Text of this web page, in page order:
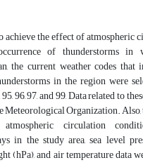
the effect of atmospheric
of thunderstorms in
the current weather codes that
in the region were
96, 97, and 99, Data related to
Meteorological Organization.
circulation
in the study area, sea level
(hPa), and air temperature data